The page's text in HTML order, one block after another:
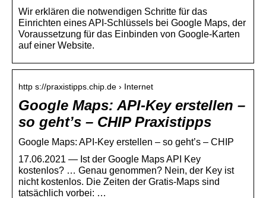
Wir erklären die notwendigen Schritte für das
Einrichten eines API-Schlüssels bei Google Maps, der
Voraussetzung für das Einbinden von Google-Karten
auf einer Website.
http s://praxistipps.chip.de › Internet
Google Maps: API-Key erstellen –
so geht’s – CHIP Praxistipps
Google Maps: API-Key erstellen – so geht’s – CHIP
17.06.2021 — Ist der Google Maps API Key
kostenlos? … Genau genommen? Nein, der Key ist
nicht kostenlos. Die Zeiten der Gratis-Maps sind
tatsächlich vorbei: …